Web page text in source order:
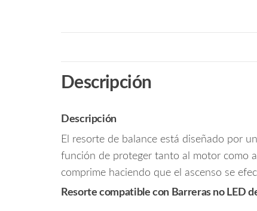
Descripción
Descripción
El resorte de balance está diseñado por
función de proteger tanto al motor como
comprime haciendo que el ascenso se
Resorte compatible con Barreras no LED